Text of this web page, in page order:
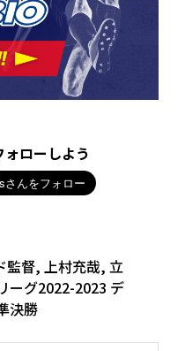
ローしよう
監督, 上村充哉, 立
ーグ2022-2023 デ
決勝